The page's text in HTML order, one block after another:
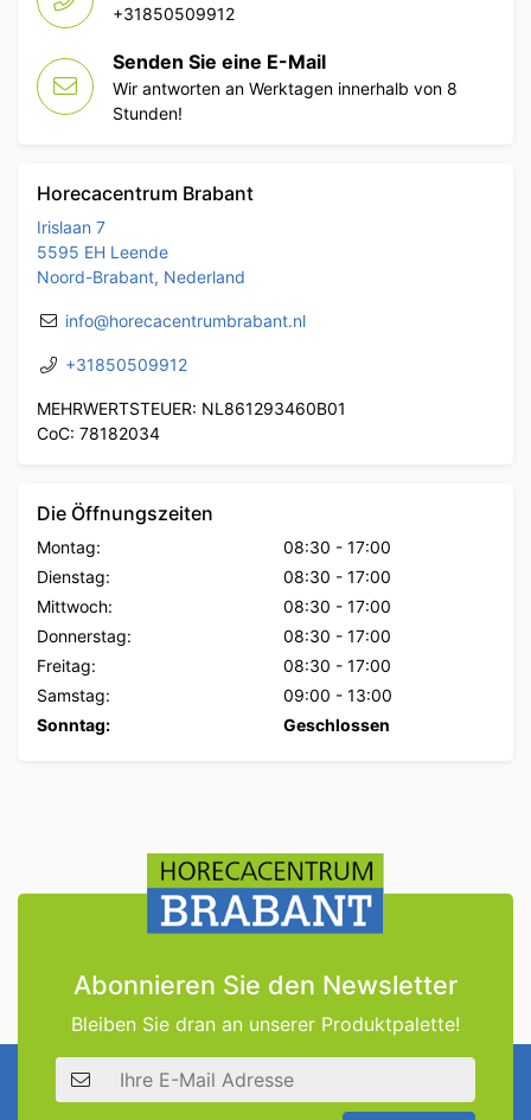
+31850509912
Senden Sie eine E-Mail
Wir antworten an Werktagen innerhalb von 8
Stunden!
Horecacentrum Brabant
Irislaan 7
5595 EH Leende
Noord-Brabant, Nederland
info@horecacentrumbrabant.nl
+31850509912
MEHRWERTSTEUER: NL861293460B01
CoC: 78182034
Die Öffnungszeiten
Montag: 08:30 - 17:00
Dienstag:
08:30 - 17:00
Mittwoch:
08:30 - 17:00
Donnerstag:
08:30 - 17:00
Freitag:
08:30 - 17:00
Samstag:
09:00 - 13:00
Sonntag:
Geschlossen
Abonnieren Sie den Newsletter
Bleiben Sie dran an unserer Produktpalette!
E-Mail Adresse